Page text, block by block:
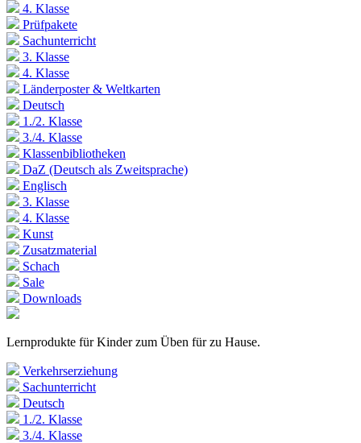
4. Klasse
Prüfpakete
Sachunterricht
3. Klasse
4. Klasse
Länderposter & Weltkarten
Deutsch
1./2. Klasse
3./4. Klasse
Klassenbibliotheken
DaZ (Deutsch als Zweitsprache)
Englisch
3. Klasse
4. Klasse
Kunst
Zusatzmaterial
Schach
Sale
Downloads
Lernprodukte für Kinder zum Üben für zu Hause.
Verkehrserziehung
Sachunterricht
Deutsch
1./2. Klasse
3./4. Klasse